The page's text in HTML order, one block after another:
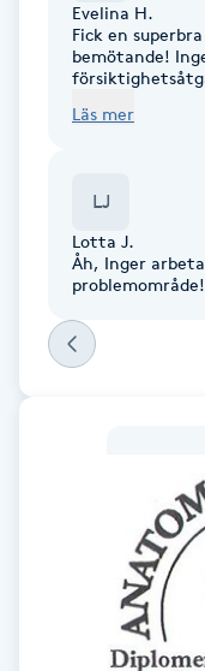
Gellack
Gellack med
Gruppträning
Gua Sha-massage
H
Herrklippning
Evelina H.
Fick en
bemötande!
Läs mer
LJ
Lotta J.
Åh, Inger